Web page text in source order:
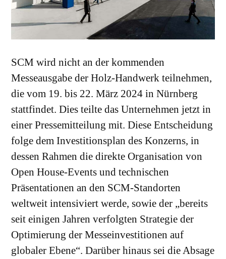
SCM wird nicht an der kommenden
Messeausgabe der Holz-Handwerk teilnehmen,
die vom 19. bis 22. März 2024 in Nürnberg
stattfindet. Dies teilte das Unternehmen jetzt in
einer Pressemitteilung mit. Diese Entscheidung
folge dem Investitionsplan des Konzerns, in
dessen Rahmen die direkte Organisation von
Open House-Events und technischen
Präsentationen an den SCM-Standorten
weltweit intensiviert werde, sowie der „bereits
seit einigen Jahren verfolgten Strategie der
Optimierung der Messeinvestitionen auf
globaler Ebene“. Darüber hinaus sei die Absage